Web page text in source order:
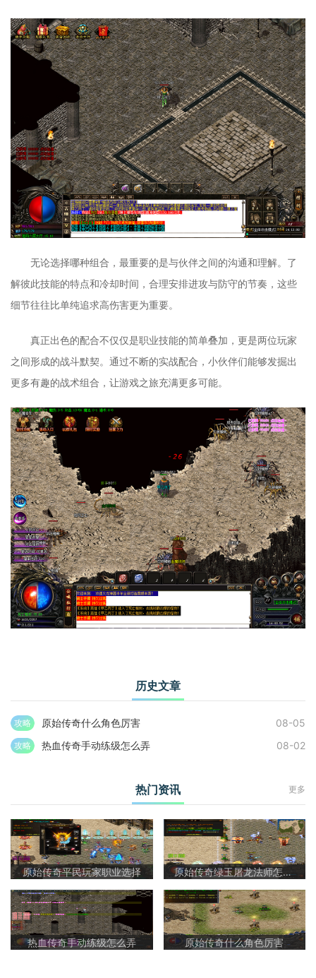
无论选择哪种组合，最重要的是与伙伴之间的沟通和理解。了
解彼此技能的特点和冷却时间，合理安排进攻与防守的节奏，这些
细节往往比单纯追求高伤害更为重要。
真正出色的配合不仅仅是职业技能的简单叠加，更是两位玩家
之间形成的战斗默契。通过不断的实战配合，小伙伴们能够发掘出
更多有趣的战术组合，让游戏之旅充满更多可能。
历史文章
攻略 原始传奇什么角色厉害 08-05
攻略 热血传奇手动练级怎么弄 08-02
热门资讯 更多
原始传奇平民玩家职业选择 原始传奇绿玉屠龙法师怎么样啊
热血传奇手动练级怎么弄 原始传奇什么角色厉害